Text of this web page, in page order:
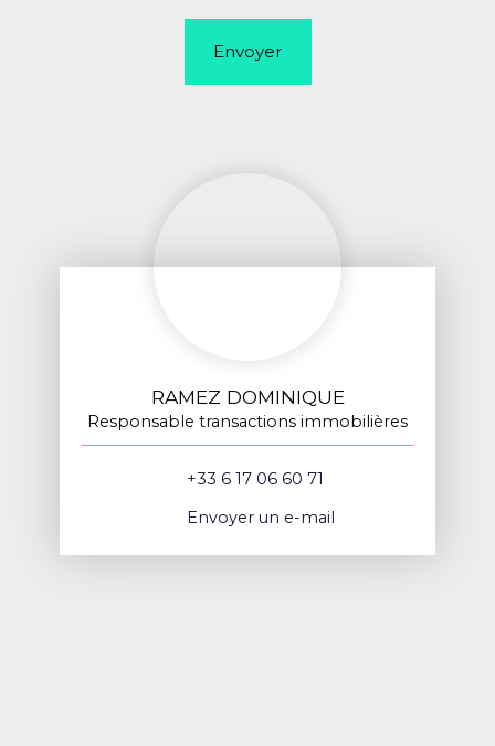
Envoyer
RAMEZ DOMINIQUE
Responsable transactions immobilières
+33 6 17 06 60 71
Envoyer un e-mail